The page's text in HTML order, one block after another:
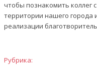
чтобы познакомить коллег
территории нашего города
реализации
Рубрика: